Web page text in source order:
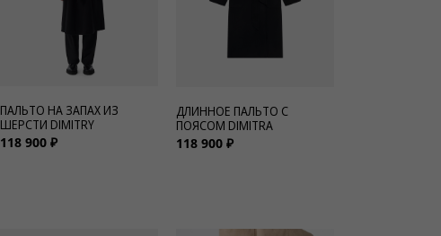
ПАЛЬТО НА ЗАПАХ ИЗ
ШЕРСТИ DIMITRY
118 900 ₽
ДЛИННОЕ ПАЛЬТО С
ПОЯСОМ DIMITRA
118 900 ₽